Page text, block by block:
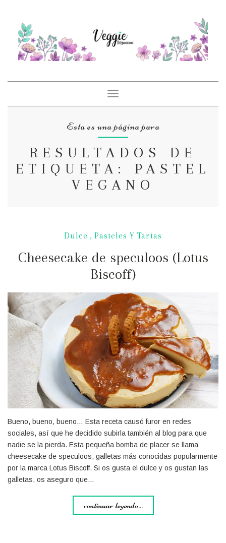
Toggle
navigation
Esta es una página para
RESULTADOS DE
ETIQUETA: PASTEL
VEGANO
Dulce , Pasteles Y Tartas
Cheesecake de speculoos (Lotus
Biscoff)
Bueno, bueno, bueno… Esta receta causó furor en redes
sociales, así que he decidido subirla también al blog para que
nadie se la pierda. Esta pequeña bomba de placer se llama
cheesecake de speculoos, galletas más conocidas popularmente
por la marca Lotus Biscoff. Si os gusta el dulce y os gustan las
galletas, os aseguro que…
continuar leyendo...